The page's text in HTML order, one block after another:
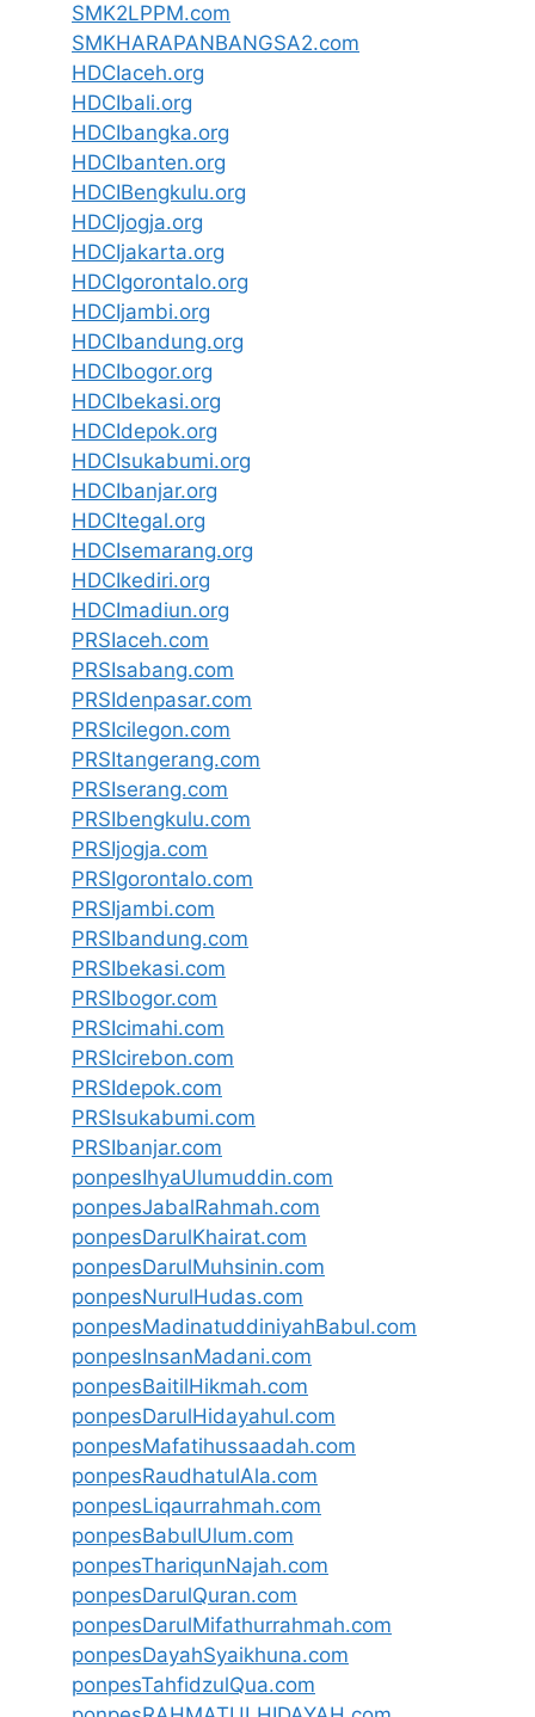
SMK2LPPM.com
SMKHARAPANBANGSA2.com
HDCIaceh.org
HDCIbali.org
HDCIbangka.org
HDCIbanten.org
HDCIBengkulu.org
HDCIjogja.org
HDCIjakarta.org
HDCIgorontalo.org
HDCIjambi.org
HDCIbandung.org
HDCIbogor.org
HDCIbekasi.org
HDCIdepok.org
HDCIsukabumi.org
HDCIbanjar.org
HDCItegal.org
HDCIsemarang.org
HDCIkediri.org
HDCImadiun.org
PRSIaceh.com
PRSIsabang.com
PRSIdenpasar.com
PRSIcilegon.com
PRSItangerang.com
PRSIserang.com
PRSIbengkulu.com
PRSIjogja.com
PRSIgorontalo.com
PRSIjambi.com
PRSIbandung.com
PRSIbekasi.com
PRSIbogor.com
PRSIcimahi.com
PRSIcirebon.com
PRSIdepok.com
PRSIsukabumi.com
PRSIbanjar.com
ponpesIhyaUlumuddin.com
ponpesJabalRahmah.com
ponpesDarulKhairat.com
ponpesDarulMuhsinin.com
ponpesNurulHudas.com
ponpesMadinatuddiniyahBabul.com
ponpesInsanMadani.com
ponpesBaitilHikmah.com
ponpesDarulHidayahul.com
ponpesMafatihussaadah.com
ponpesRaudhatulAla.com
ponpesLiqaurrahmah.com
ponpesBabulUlum.com
ponpesThariqunNajah.com
ponpesDarulQuran.com
ponpesDarulMifathurrahmah.com
ponpesDayahSyaikhuna.com
ponpesTahfidzulQua.com